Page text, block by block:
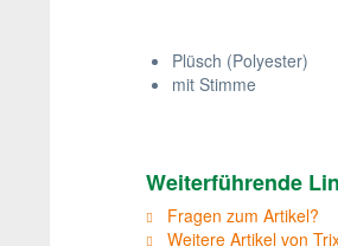
Plüsch (Polyester)
mit Stimme
Weiterführende
Fragen zum Artikel?
Weitere Artikel von